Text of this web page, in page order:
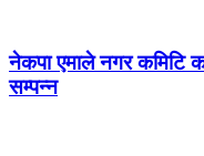
नेकपा एमाले नगर कमिटि
सम्पन्न